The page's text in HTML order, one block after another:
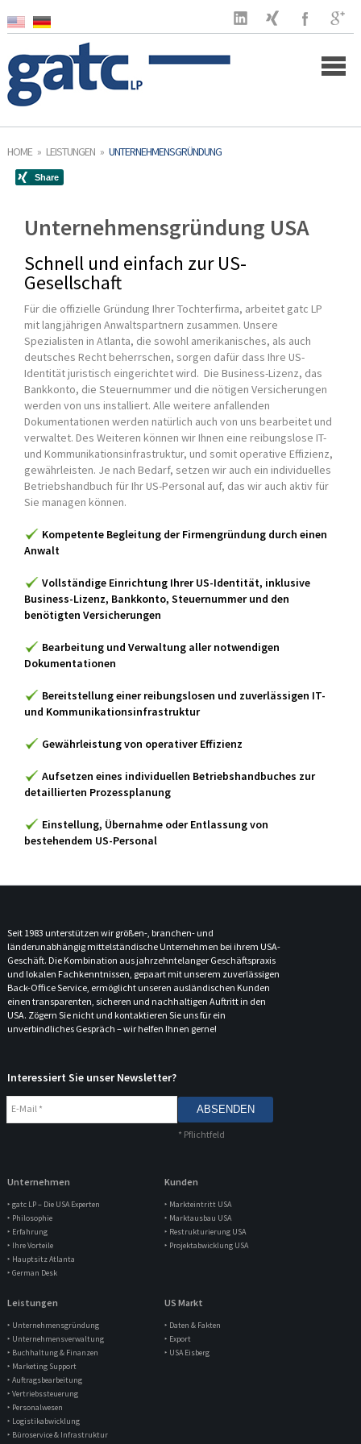
Unternehmen
Kunden
Leistungen
Unternehmensverwaltung
Buchhaltung & Finanzen
Marketing Support
Auftragsbearbeitung
Vertriebssteuerung
Personalwesen
Lagerwesen
Büroservice & Infrastruktur
Marktanalyse
US Markt
Aktuelles
HOME » LEISTUNGEN » UNTERNEHMENSGRÜNDUNG
Unternehmensgründung USA
Schnell und einfach zur US-
Gesellschaft
Für die offizielle Gründung Ihrer Tochterfirma, arbeitet gatc LP
mit langjährigen Anwaltspartnern zusammen. Unsere
Spezialisten in Atlanta, die sowohl amerikanisches, als auch
deutsches Recht beherrschen, sorgen dafür dass Ihre US-
Identität juristisch eingerichtet wird. Die Business-Lizenz, das
Bankkonto, die Steuernummer und die nötigen Versicherungen
werden von uns installiert. Alle weitere anfallenden
Dokumentationen werden natürlich auch von uns bearbeitet und
verwaltet. Des Weiteren können wir Ihnen eine reibungslose IT-
und Kommunikationsinfrastruktur, und somit operative Effizienz,
gewährleisten. Je nach Bedarf, setzen wir auch ein individuelles
Betriebshandbuch für Ihr US-Personal auf, das wir auch aktiv für
Sie managen können.
Kompetente Begleitung der Firmengründung durch einen
Anwalt
Vollständige Einrichtung Ihrer US-Identität, inklusive
Business-Lizenz, Bankkonto, Steuernummer und den
benötigten Versicherungen
Bearbeitung und Verwaltung aller notwendigen
Dokumentationen
Bereitstellung einer reibungslosen und zuverlässigen IT-
und Kommunikationsinfrastruktur
Gewährleistung von operativer Effizienz
Aufsetzen eines individuellen Betriebshandbuches zur
detaillierten Prozessplanung
Einstellung, Übernahme oder Entlassung von
bestehendem US-Personal
Seit 1983 unterstützen wir größen-, branchen- und
länderunabhängig mittelständische Unternehmen bei ihrem USA-
Geschäft. Die Kombination aus jahrzehntelanger Geschäftspraxis
und lokalen Fachkenntnissen, gepaart mit unserem zuverlässigen
Back-Office Service, ermöglicht unseren ausländischen Kunden
einen transparenten, sicheren und nachhaltigen Auftritt in den
USA. Zögern Sie nicht und kontaktieren Sie uns für ein
unverbindliches Gespräch – wir helfen Ihnen gerne!
Interessiert Sie unser Newsletter?
E-Mail *
* Pflichtfeld
Unternehmen
‣ gatc LP – Die USA Experten
‣ Philosophie
‣ Erfahrung
‣ Ihre Vorteile
‣ Hauptsitz Atlanta
‣ German Desk
Kunden
‣ Markteintritt USA
‣ Marktausbau USA
‣ Restrukturierung USA
‣ Projektabwicklung USA
Leistungen
‣ Unternehmensgründung
‣ Unternehmensverwaltung
‣ Buchhaltung & Finanzen
‣ Marketing Support
‣ Auftragsbearbeitung
‣ Vertriebssteuerung
‣ Personalwesen
‣ Logistikabwicklung
‣ Büroservice & Infrastruktur
US Markt
‣ Daten & Fakten
‣ Export
‣ USA Eisberg